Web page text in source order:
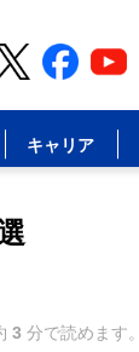
キャリア
3 分で読めます。